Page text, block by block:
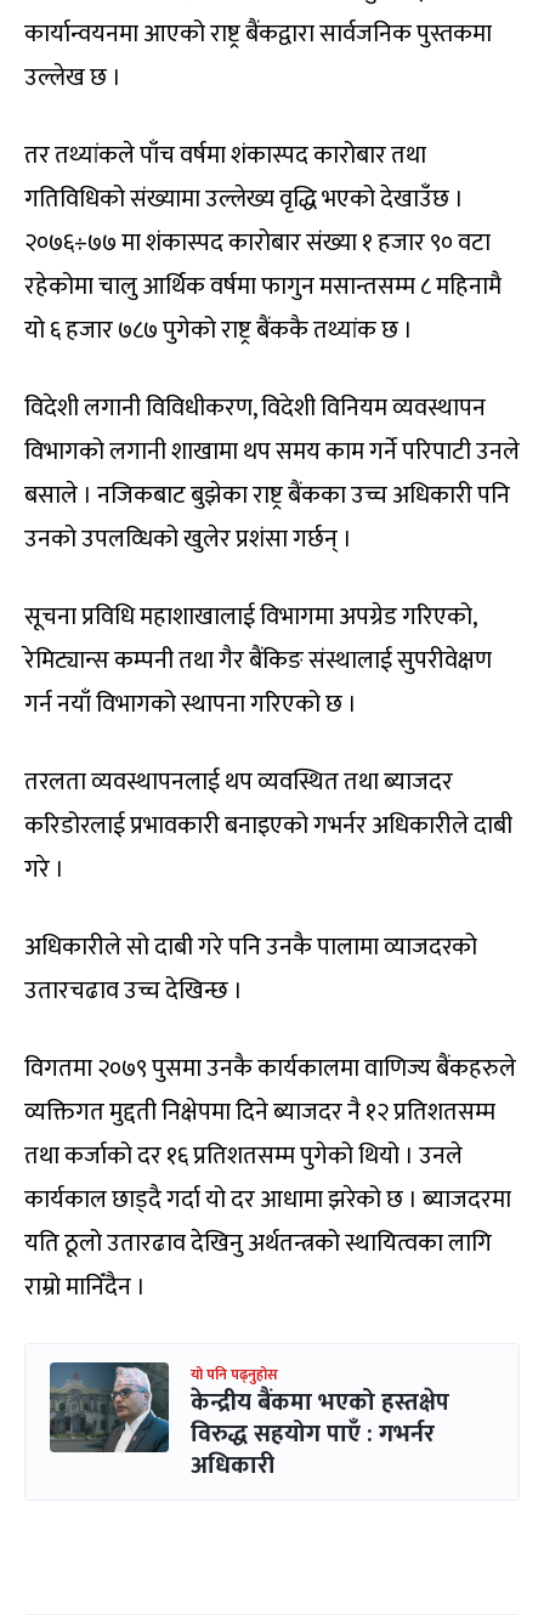
कार्यान्वयनमा आएको राष्ट्र बैंकद्वारा सार्वजनिक पुस्तकमा
उल्लेख छ ।
तर तथ्यांकले पाँच वर्षमा शंकास्पद कारोबार तथा
गतिविधिको संख्यामा उल्लेख्य वृद्धि भएको देखाउँछ ।
२०७६÷७७ मा शंकास्पद कारोबार संख्या १ हजार ९० वटा
रहेकोमा चालु आर्थिक वर्षमा फागुन मसान्तसम्म ८ महिनामै
यो ६ हजार ७८७ पुगेको राष्ट्र बैंककै तथ्यांक छ ।
विदेशी लगानी विविधीकरण, विदेशी विनियम व्यवस्थापन
विभागको लगानी शाखामा थप समय काम गर्ने परिपाटी उनले
बसाले । नजिकबाट बुझेका राष्ट्र बैंकका उच्च अधिकारी पनि
उनको उपलव्धिको खुलेर प्रशंसा गर्छन् ।
सूचना प्रविधि महाशाखालाई विभागमा अपग्रेड गरिएको,
रेमिट्यान्स कम्पनी तथा गैर बैंकिङ संस्थालाई सुपरीवेक्षण
गर्न नयाँ विभागको स्थापना गरिएको छ ।
तरलता व्यवस्थापनलाई थप व्यवस्थित तथा ब्याजदर
करिडोरलाई प्रभावकारी बनाइएको गभर्नर अधिकारीले दाबी
गरे ।
अधिकारीले सो दाबी गरे पनि उनकै पालामा व्याजदरको
उतारचढाव उच्च देखिन्छ ।
विगतमा २०७९ पुसमा उनकै कार्यकालमा वाणिज्य बैंकहरुले
व्यक्तिगत मुद्दती निक्षेपमा दिने ब्याजदर नै १२ प्रतिशतसम्म
तथा कर्जाको दर १६ प्रतिशतसम्म पुगेको थियो । उनले
कार्यकाल छाड्दै गर्दा यो दर आधामा झरेको छ । ब्याजदरमा
यति ठूलो उतारढाव देखिनु अर्थतन्त्रको स्थायित्वका लागि
राम्रो मानिँदैन ।
यो पनि पढ्नुहोस
केन्द्रीय बैंकमा भएको हस्तक्षेप
विरुद्ध सहयोग पाएँ : गभर्नर
अधिकारी